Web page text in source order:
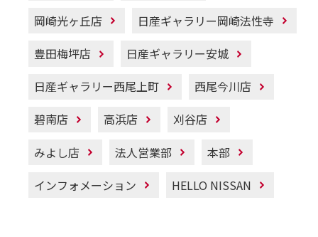
岡崎光ヶ丘店
日産ギャラリー岡崎法性寺
豊田梅坪店
日産ギャラリー安城
日産ギャラリー西尾上町
西尾今川店
碧南店
高浜店
刈谷店
みよし店
法人営業部
本部
インフォメーション
HELLO NISSAN